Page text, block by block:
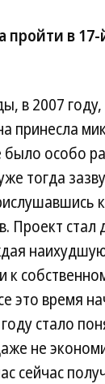
в 17-
в 2007 году,
принесла
было особо
тогда
Проект стал
к
это время
стало
не
сейчас